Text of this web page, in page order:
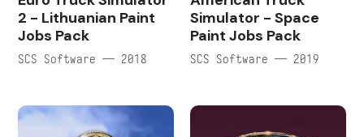
2 - Lithuanian Paint
Jobs Pack
SCS Software — 2018
Simulator - Space
Paint Jobs Pack
SCS Software — 2019